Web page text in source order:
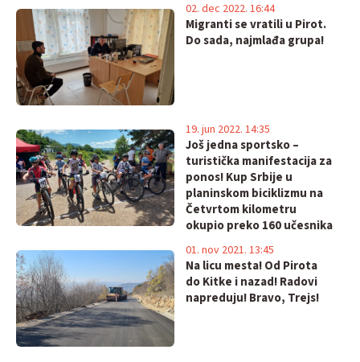
Migranti se vratili u Pirot.
Do sada, najmlađa grupa!
02. dec 2022. 16:44
Još jedna sportsko –
turistička manifestacija za
ponos! Kup Srbije u
planinskom biciklizmu na
Četvrtom kilometru
okupio preko 160 učesnika
19. jun 2022. 14:35
Na licu mesta! Od Pirota
do Kitke i nazad! Radovi
napreduju! Bravo, Trejs!
01. nov 2021. 13:45